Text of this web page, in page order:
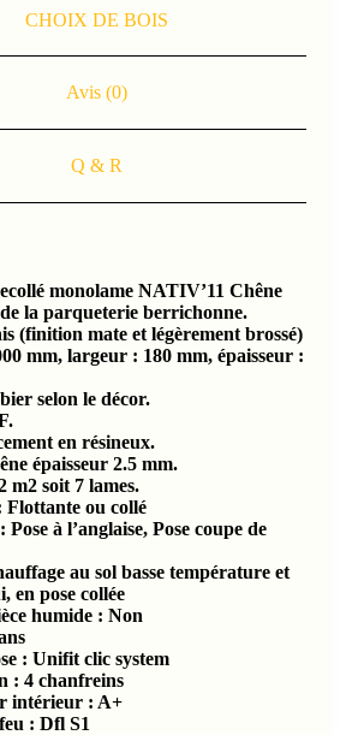
CHOIX DE BOIS
Avis (0)
Q & R
monolame NATIV’11 Chêne
la parqueterie berrichonne.
(finition mate et légèrement brossé)
mm, largeur : 180 mm, épaisseur :
selon le décor.
en résineux.
épaisseur 2.5 mm.
m2 soit 7 lames.
Flottante ou collé
à l’anglaise, Pose coupe de
au sol basse température et
en pose collée
humide : Non
: Unifit clic system
: 4 chanfreins
intérieur : A+
: Dfl S1